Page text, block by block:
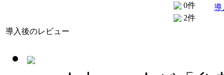
0件
2件
導
導入後のレビュー